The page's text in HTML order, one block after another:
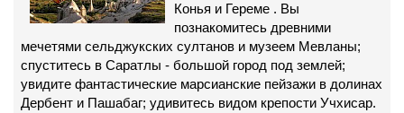
Конья и Гереме . Вы
познакомитесь древними
мечетями сельджукских султанов и музеем Мевланы;
спуститесь в Саратлы - большой город под землей;
увидите фантастические марсианские пейзажи в долинах
Дербент и Пашабаг; удивитесь видом крепости Учхисар.